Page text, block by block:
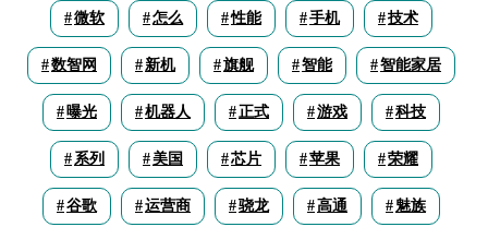
微软 怎么 性能 手机 技术
数智网 新机 旗舰 智能 智能家居
曝光 机器人 正式 游戏 科技
系列 美国 芯片 苹果 荣耀
谷歌 运营商 骁龙 高通 魅族